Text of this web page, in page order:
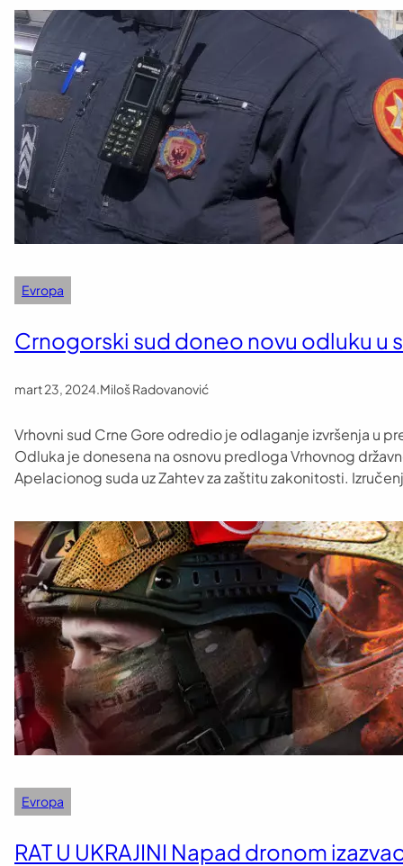
Evropa
Crnogorski sud doneo novu odluku u
mart 23, 2024.Miloš Radovanović
Vrhovni sud Crne Gore odredio je odlaganje izvršenja u
Odluka je donesena na osnovu predloga Vrhovnog
Apelacionog suda uz Zahtev za zaštitu zakonitosti.
Evropa
RAT U UKRAJINI Napad dronom